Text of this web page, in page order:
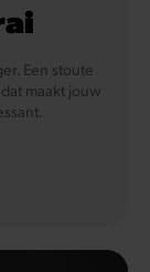
Een stoute
maakt jouw